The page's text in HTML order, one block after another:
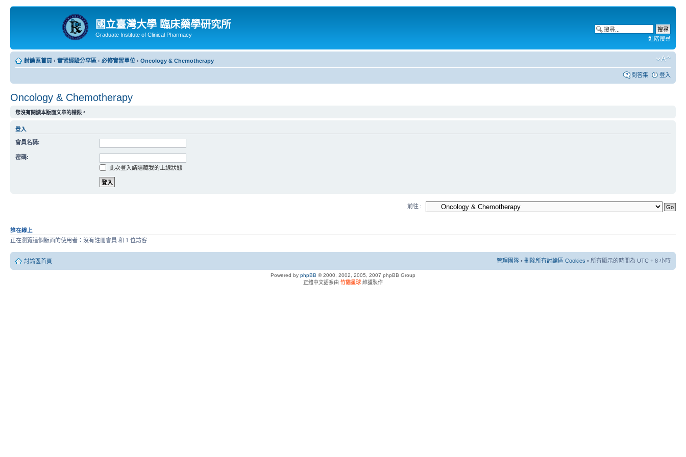
國立臺灣大學 臨床藥學研究所
Graduate Institute of Clinical Pharmacy
進階搜尋
討論區首頁 ‹ 實習經驗分享區 ‹ 必修實習單位 ‹ Oncology & Chemotherapy
問答集 登入
Oncology & Chemotherapy
您沒有閱讀本版面文章的權限。
登入
會員名稱:
密碼:
此次登入請隱藏我的上線狀態
前往 :
誰在線上
正在瀏覽這個版面的使用者：沒有註冊會員 和 1 位訪客
討論區首頁 管理團隊 • 刪除所有討論區 Cookies • 所有顯示的時間為 UTC + 8 小時
Powered by phpBB © 2000, 2002, 2005, 2007 phpBB Group
正體中文語系由 竹貓星球 維護製作